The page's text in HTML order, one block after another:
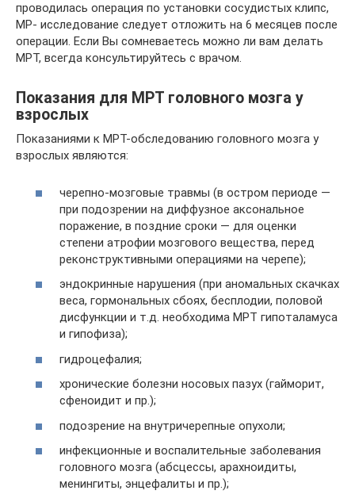
проводилась операция по установки сосудистых клипс,
МР- исследование следует отложить на 6 месяцев после
операции. Если Вы сомневаетесь можно ли вам делать
МРТ, всегда консультируйтесь с врачом.
Показания для МРТ головного мозга у
взрослых
Показаниями к МРТ-обследованию головного мозга у
взрослых являются:
черепно-мозговые травмы (в остром периоде —
при подозрении на диффузное аксональное
поражение, в поздние сроки — для оценки
степени атрофии мозгового вещества, перед
реконструктивными операциями на черепе);
эндокринные нарушения (при аномальных скачках
веса, гормональных сбоях, бесплодии, половой
дисфункции и т.д. необходима МРТ гипоталамуса
и гипофиза);
гидроцефалия;
хронические болезни носовых пазух (гайморит,
сфеноидит и пр.);
подозрение на внутричерепные опухоли;
инфекционные и воспалительные заболевания
головного мозга (абсцессы, арахноидиты,
менингиты, энцефалиты и пр.);